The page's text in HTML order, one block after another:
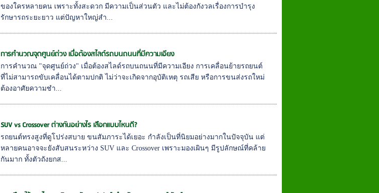
ของใครหลายคน เพราะทั้งสะดวก มีความเป็นส่วนตัว และไม่ต้องกังวลเรื่องการบำรุง
รักษารถระยะยาว แต่ปัญหาใหญ่สำ...
การคำนวณจุดศูนย์ถ่วง เมื่อต้องสไลด์รถบนถนนที่มีความเอียง
การคำนวณ "จุดศูนย์ถ่วง" เมื่อต้องสไลด์รถบนถนนที่มีความเอียง การเคลื่อนย้ายรถยนต์
ที่ไม่สามารถขับเคลื่อนได้ตามปกติ ไม่ว่าจะเกิดจากอุบัติเหตุ รถเสีย หรือการขนส่งรถใหม่
ต้องอาศัยความชำ...
SUV vs Crossover ต่างกันอย่างไร เลือกแบบไหนดี?
รถยนต์ทรงสูงที่ดูโปร่งสบาย ขนสัมภาระได้เยอะ กำลังเป็นที่นิยมอย่างมากในปัจจุบัน แต่
หลายคนอาจจะยังสับสนระหว่าง SUV และ Crossover เพราะมองเผินๆ มีรูปลักษณ์ที่คล้าย
กันมาก ทั้งตัวถังยกส...